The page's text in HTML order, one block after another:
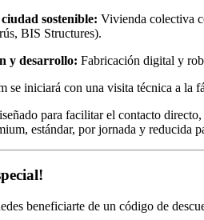
sostenible: Vivienda colectiva
BIS Structures).
y desarrollo: Fabricación digital y
se iniciará con una visita técnica a la
para facilitar el contacto
estándar, por jornada y reducida
beneficiarte de un código de